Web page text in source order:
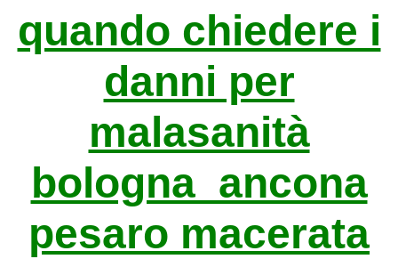
quando chiedere i
danni per
malasanità
bologna ancona
pesaro macerata